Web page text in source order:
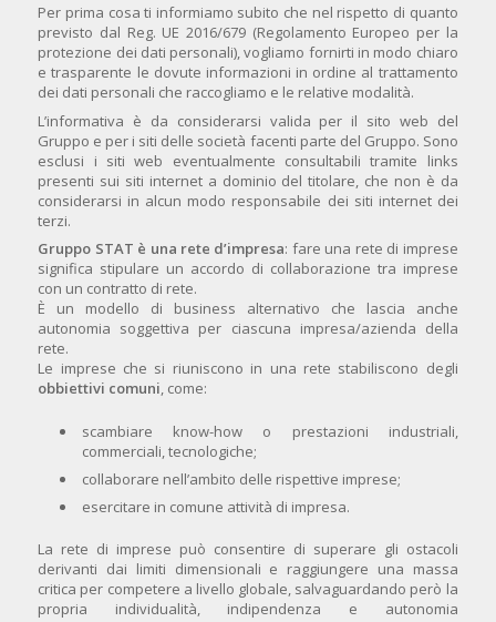
Per prima cosa ti informiamo subito che nel rispetto di quanto
previsto dal Reg. UE 2016/679 (Regolamento Europeo per la
protezione dei dati personali), vogliamo fornirti in modo chiaro
e trasparente le dovute informazioni in ordine al trattamento
dei dati personali che raccogliamo e le relative modalità.
L’informativa è da considerarsi valida per il sito web del
Gruppo e per i siti delle società facenti parte del Gruppo. Sono
esclusi i siti web eventualmente consultabili tramite links
presenti sui siti internet a dominio del titolare, che non è da
considerarsi in alcun modo responsabile dei siti internet dei
terzi.
Gruppo STAT è una rete d’impresa: fare una rete di imprese
significa stipulare un accordo di collaborazione tra imprese
con un contratto di rete.
È un modello di business alternativo che lascia anche
autonomia soggettiva per ciascuna impresa/azienda della
rete.
Le imprese che si riuniscono in una rete stabiliscono degli
obbiettivi comuni, come:
scambiare know-how o prestazioni industriali,
commerciali, tecnologiche;
collaborare nell’ambito delle rispettive imprese;
esercitare in comune attività di impresa.
La rete di imprese può consentire di superare gli ostacoli
derivanti dai limiti dimensionali e raggiungere una massa
critica per competere a livello globale, salvaguardando però la
propria individualità, indipendenza e autonomia